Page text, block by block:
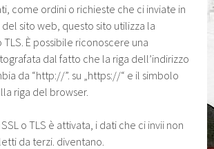
come ordini o richieste che ci inviate in
sito web, questo sito utilizza la
TLS. È possibile riconoscere una
dal fatto che la riga dell’indirizzo
da “http://”. su „https://“ e il simbolo
riga del browser.
o TLS è attivata, i dati che ci invii non
da terzi. diventano.